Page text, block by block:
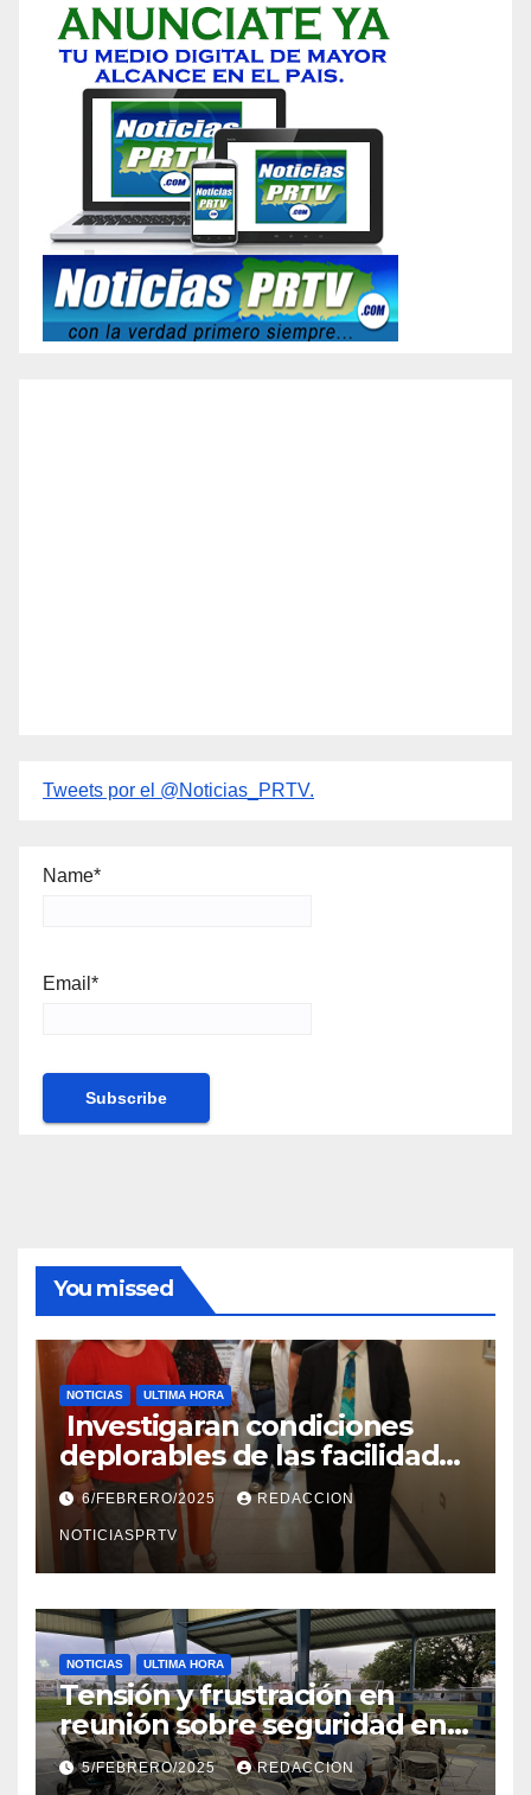
Tweets por el @Noticias_PRTV.
Name*
Email*
You missed
NOTICIAS ULTIMA HORA
Investigaran condiciones
deplorables de las facilidades
el Departamento de la Salud
en Mayagüez
6/FEBRERO/2025 REDACCION
NOTICIASPRTV
NOTICIAS ULTIMA HORA
Tensión y frustración en
reunión sobre seguridad en
Reparto Metropolitano
5/FEBRERO/2025 REDACCION